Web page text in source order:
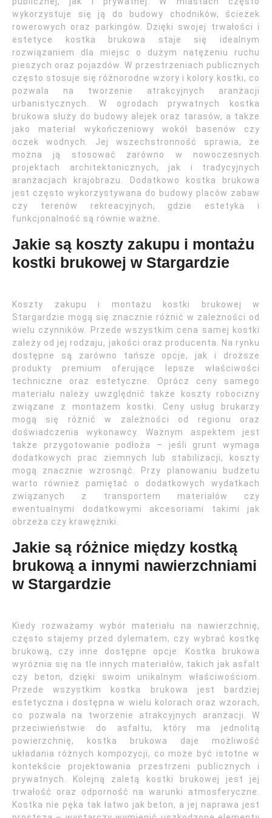
wykorzystuje się ją do budowy chodników, ścieżek
rowerowych oraz parkingów. Dzięki swojej trwałości i
estetyce kostka brukowa staje się idealnym
rozwiązaniem dla miejsc o dużym natężeniu ruchu
pieszych oraz pojazdów. W przestrzeniach publicznych
często stosuje się różnorodne wzory i kolory kostki, co
pozwala na tworzenie atrakcyjnych aranżacji
urbanistycznych. W ogrodach prywatnych kostka
brukowa służy do budowy alejek oraz tarasów, a także
jako materiał wykończeniowy wokół basenów czy
oczek wodnych. Jej wszechstronność sprawia, że
można ją stosować zarówno w nowoczesnych
projektach architektonicznych, jak i tradycyjnych
aranżacjach krajobrazu. Dodatkowo kostka brukowa
jest często wykorzystywana do budowy placów zabaw
czy terenów rekreacyjnych, gdzie estetyka i
funkcjonalność są równie ważne.
Jakie są koszty zakupu i montażu
kostki brukowej w Stargardzie
Koszty zakupu i montażu kostki brukowej w
Stargardzie mogą się znacznie różnić w zależności od
wielu czynników. Przede wszystkim cena samej kostki
zależy od jej rodzaju, jakości oraz producenta. Na rynku
dostępne są zarówno tańsze opcje, jak i droższe
produkty premium oferujące lepsze właściwości
techniczne oraz estetyczne. Oprócz ceny samego
materiału należy uwzględnić także koszty robocizny
związane z montażem kostki. Ceny usług brukarzy
mogą się różnić w zależności od regionu oraz
doświadczenia wykonawcy. Ważnym aspektem jest
także przygotowanie podłoża – jeśli grunt wymaga
dodatkowych prac ziemnych lub stabilizacji, koszty
mogą znacznie wzrosnąć. Przy planowaniu budżetu
warto również pamiętać o dodatkowych wydatkach
związanych z transportem materiałów czy
ewentualnymi dodatkowymi akcesoriami takimi jak
obrzeża czy krawężniki.
Jakie są różnice między kostką
brukową a innymi nawierzchniami
w Stargardzie
Kiedy rozważamy wybór materiału na nawierzchnię,
często stajemy przed dylematem, czy wybrać kostkę
brukową, czy inne dostępne opcje. Kostka brukowa
wyróżnia się na tle innych materiałów, takich jak asfalt
czy beton, dzięki swoim unikalnym właściwościom.
Przede wszystkim kostka brukowa jest bardziej
estetyczna i dostępna w wielu kolorach oraz wzorach,
co pozwala na tworzenie atrakcyjnych aranżacji. W
przeciwieństwie do asfaltu, który ma jednolitą
powierzchnię, kostka brukowa daje możliwość
układania różnych kompozycji, co może być istotne w
kontekście projektowania przestrzeni publicznych i
prywatnych. Kolejną zaletą kostki brukowej jest jej
trwałość oraz odporność na warunki atmosferyczne.
Kostka nie pęka tak łatwo jak beton, a jej naprawa jest